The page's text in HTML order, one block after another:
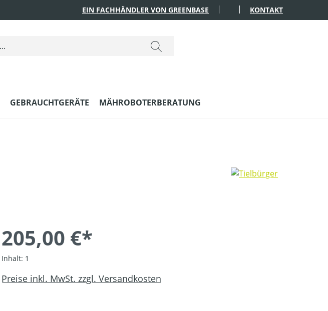
EIN FACHHÄNDLER VON GREENBASE KONTAKT
GEBRAUCHTGERÄTE MÄHROBOTERBERATUNG
205,00 €*
Inhalt: 1
Preise inkl. MwSt. zzgl. Versandkosten